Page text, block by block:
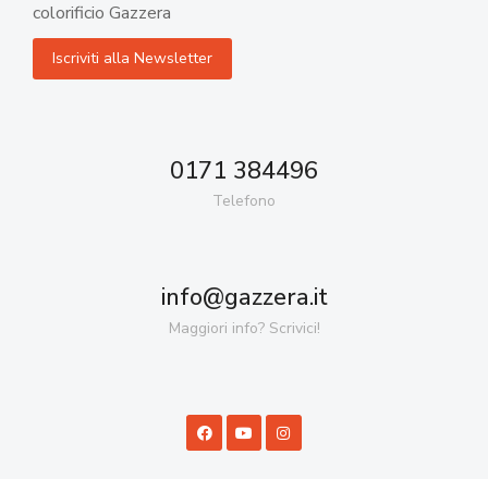
colorificio Gazzera
0171 384496
Telefono
info@gazzera.it
Maggiori info? Scrivici!